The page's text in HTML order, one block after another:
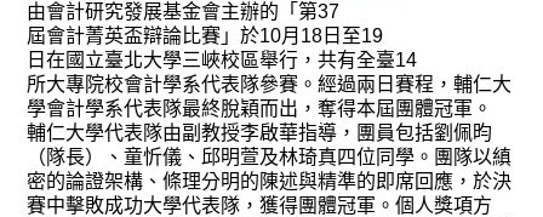
由會計研究發展基金會主辦的「第37
屆會計菁英盃辯論比賽」於10月 18 日至19
日在國立臺北大學三峽校區舉行，共有全臺14
所大專院校會計學系代表隊參賽。經過兩日賽程，輔仁大
學會計學系代表隊最終脫穎而出，奪得本屆團體冠軍。
輔仁大學代表隊由副教授李啟華指導，團員包括劉佩昀
（隊長）、童忻儀、邱明萱及林琦真四位同學。團隊以縝
密的論證架構、條理分明的陳述與精準的即席回應，於決
賽中擊敗成功大學代表隊，獲得團體冠軍。個人獎項方